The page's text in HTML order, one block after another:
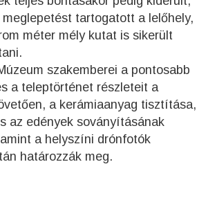
meglepetést tartogatott a lelőhely,
méter mély kutat is sikerült
szakemberei a pontosabb
a teleptörténet részleteit a
a kerámiaanyag tisztítása,
az edények soványításának
a helyszíni drónfotók
határozzák meg.